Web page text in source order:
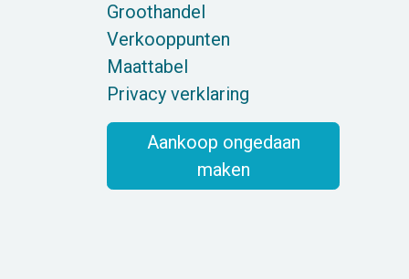
Groothandel
Verkooppunten
Maattabel
Privacy verklaring
Aankoop ongedaan
maken